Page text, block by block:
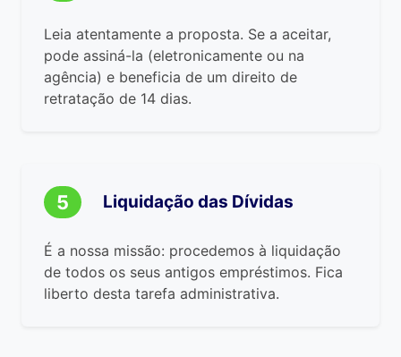
Leia atentamente a proposta. Se a aceitar,
pode assiná-la (eletronicamente ou na
agência) e beneficia de um direito de
retratação de 14 dias.
5 Liquidação das Dívidas
É a nossa missão: procedemos à liquidação
de todos os seus antigos empréstimos. Fica
liberto desta tarefa administrativa.